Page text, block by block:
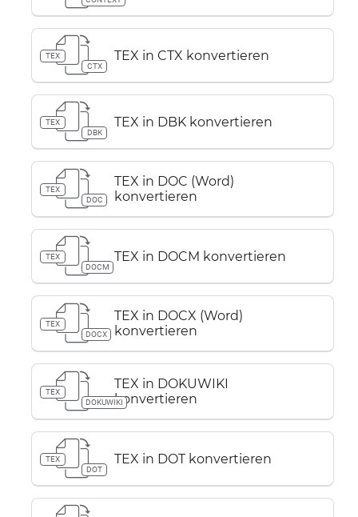
TEX
CTX
TEX in CTX konvertieren
TEX
DBK
TEX in DBK konvertieren
TEX
DOC
TEX in DOC (Word)
konvertieren
TEX
DOCM
TEX in DOCM konvertieren
TEX
DOCX
TEX in DOCX (Word)
konvertieren
TEX
DOKUWIKI
TEX in DOKUWIKI
konvertieren
TEX
DOT
TEX in DOT konvertieren